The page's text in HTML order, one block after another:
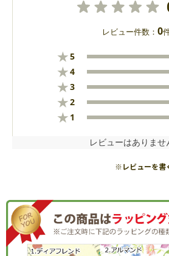
レビュー件数： 0
★5
★4
★3
★2
★ 1
レビューはありませ
※レビューを書